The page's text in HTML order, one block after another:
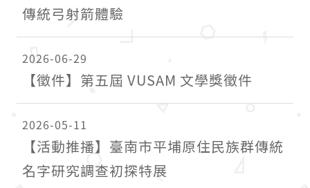
傳統弓射箭體驗
2026-06-29
【徵件】第五屆 VUSAM 文學獎徵件
2026-05-11
【活動推播】臺南市平埔原住民族群傳統
名字研究調查初探特展